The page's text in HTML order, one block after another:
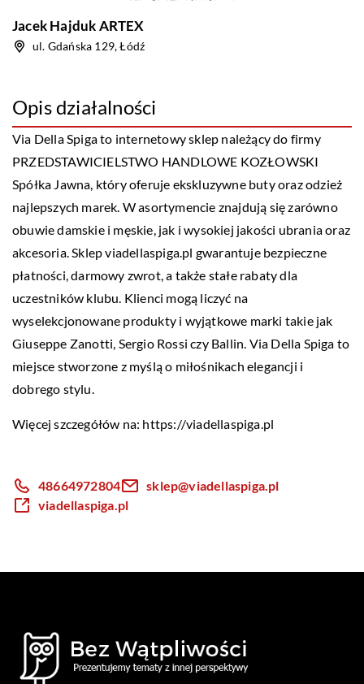
Jacek Hajduk ARTEX
ul. Gdańska 129, Łódź
Opis działalności
Via Della Spiga to internetowy sklep należący do firmy
PRZEDSTAWICIELSTWO HANDLOWE KOZŁOWSKI
Spółka Jawna, który oferuje ekskluzywne buty oraz odzież
najlepszych marek. W asortymencie znajdują się zarówno
obuwie damskie i męskie, jak i wysokiej jakości ubrania oraz
akcesoria. Sklep viadellaspiga.pl gwarantuje bezpieczne
płatności, darmowy zwrot, a także stałe rabaty dla
uczestników klubu. Klienci mogą liczyć na
wyselekcjonowane produkty i wyjątkowe marki takie jak
Giuseppe Zanotti, Sergio Rossi czy Ballin. Via Della Spiga to
miejsce stworzone z myślą o miłośnikach elegancji i
dobrego stylu.
Więcej szczegółów na: https://viadellaspiga.pl
48664972804
sklep@viadellaspiga.pl
viadellaspiga.pl